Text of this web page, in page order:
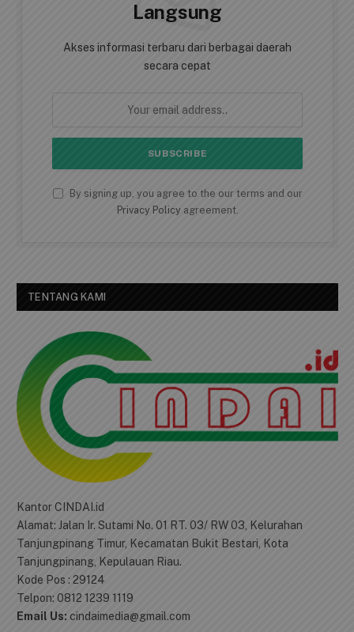
Langsung
Akses informasi terbaru dari berbagai daerah
secara cepat
By signing up, you agree to the our terms and our
Privacy Policyagreement.
TENTANG KAMI
Kantor CINDAI.id
Alamat: Jalan Ir. Sutami No. 01 RT. 03/ RW 03, Kelurahan
Tanjungpinang Timur, Kecamatan Bukit Bestari, Kota
Tanjungpinang, Kepulauan Riau.
Kode Pos : 29124
Telpon: 0812 1239 1119
Email Us: cindaimedia@gmail.com